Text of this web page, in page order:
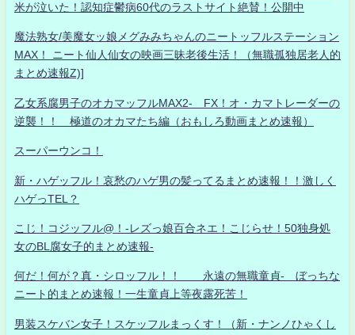
米が泣いた！認知症鬱病60代のラストサイト絶賛！公開中
魔法熟女/美魔女ッ娘メグみみちゃんのニートッフルステーション
MAX！ ニート仙人仙女の映画三昧老後生活！（無職孤独居老人的
まとめ速報Z)]
乙女系腐男子のオカマッフルMAX2- FX！オ・カマトレーダーの
逆襲！！ 極道のオカマたち編（おもしろ動画まとめ速報）
スーパーウンコ！
新・ハゲッフル！哀愁のハゲ男の髪ってるまとめ速報！！激しく
ハゲっTEL？
こじ！コジッフル@！-レズっ娘百合ネエ！こじらせ！50独身処
女のBL腐女子的まとめ速報-
何だ！何が？真・シロッフル！！ 永遠の無職童貞- ぼっちな
ニート的まとめ速報！一生童貞上等夜露死苦！
男装スケバン女子！スケッフルまっくす！（新・ナンノひゃくし